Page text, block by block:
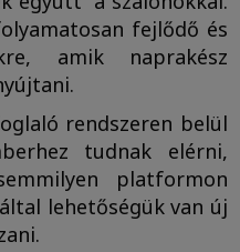
fejlődő és
amik naprakész
rendszeren belül
tudnak elérni,
platformon
lehetőségük van új